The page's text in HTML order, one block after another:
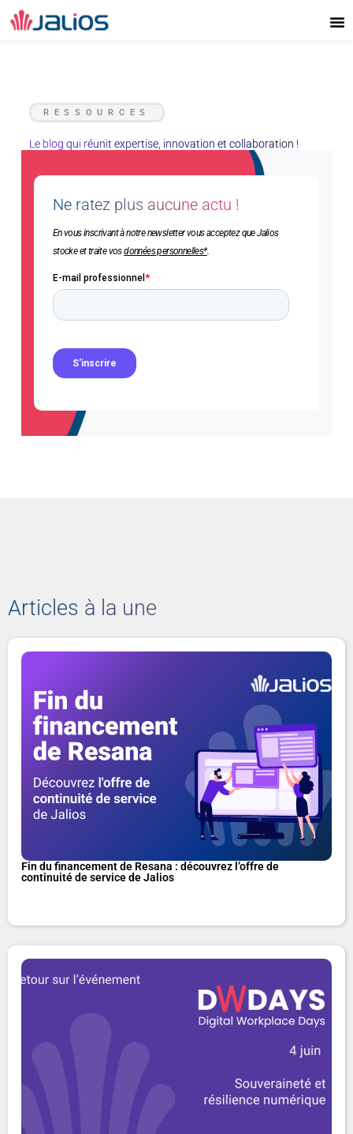
Aller
au
RESSOURCES
Le blog qui réunit expertise, innovation et collaboration !
Ne ratez plus aucune actu !
En vous inscrivant à notre newsletter vous acceptez que Jalios
stocke et traite vosdonnées personnelles*.
Articles à la une
Fin du financement de Resana : découvrez l’offre de
continuité de service de Jalios